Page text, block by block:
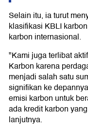
Selain itu, ia turut
klasifikasi KBLI
karbon internasional.
"Kami juga terlibat
Karbon karena
menjadi salah satu
signifikan ke
emisi karbon untuk
ada kredit karbon
lanjutnya.